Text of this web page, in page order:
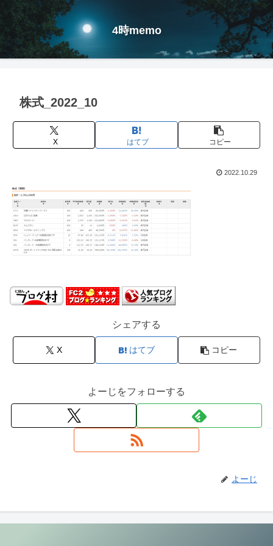
4時memo
株式_2022_10
X はてブ コピー
2022.10.29
シェアする
X はてブ コピー
よーじをフォローする
よーじ